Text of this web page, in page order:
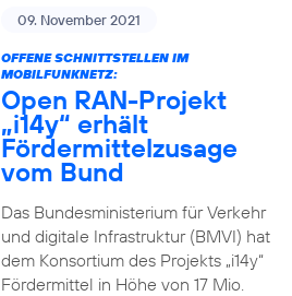
09. November 2021
OFFENE SCHNITTSTELLEN IM
MOBILFUNKNETZ:
Open RAN-Projekt
„i14y“ erhält
Fördermittelzusage
vom Bund
Das Bundesministerium für Verkehr
und digitale Infrastruktur (BMVI) hat
dem Konsortium des Projekts „i14y“
Fördermittel in Höhe von 17 Mio.